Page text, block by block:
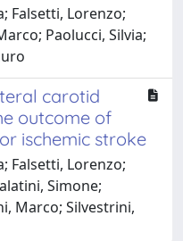
Falsetti, Lorenzo;
Paolucci, Silvia;
carotid
outcome of
ischemic stroke
Falsetti, Lorenzo;
Simone;
Marco; Silvestrini,